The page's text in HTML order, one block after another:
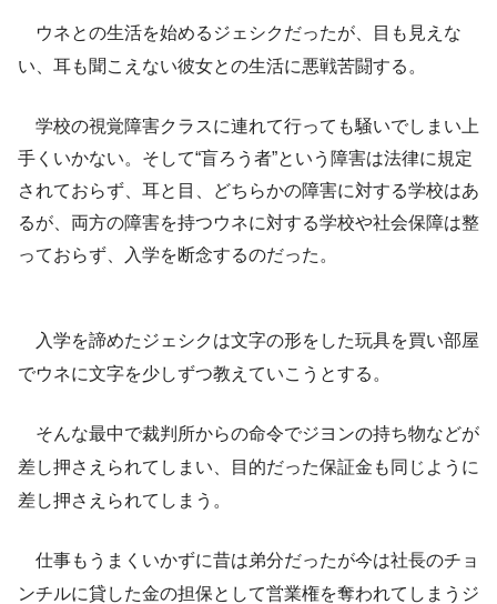
ウネとの生活を始めるジェシクだったが、目も見えな
い、耳も聞こえない彼女との生活に悪戦苦闘する。
学校の視覚障害クラスに連れて行っても騒いでしまい上
手くいかない。そして“盲ろう者”という障害は法律に規定
されておらず、耳と目、どちらかの障害に対する学校はあ
るが、両方の障害を持つウネに対する学校や社会保障は整
っておらず、入学を断念するのだった。
入学を諦めたジェシクは文字の形をした玩具を買い部屋
でウネに文字を少しずつ教えていこうとする。
そんな最中で裁判所からの命令でジヨンの持ち物などが
差し押さえられてしまい、目的だった保証金も同じように
差し押さえられてしまう。
仕事もうまくいかずに昔は弟分だったが今は社長のチョ
ンチルに貸した金の担保として営業権を奪われてしまうジ